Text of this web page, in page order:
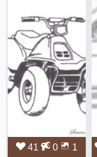
41 0
1